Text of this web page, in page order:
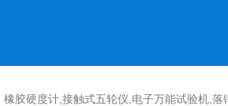
橡胶硬度计,接触式五轮仪,电子万能试验机,落锤冲击试验机,数显